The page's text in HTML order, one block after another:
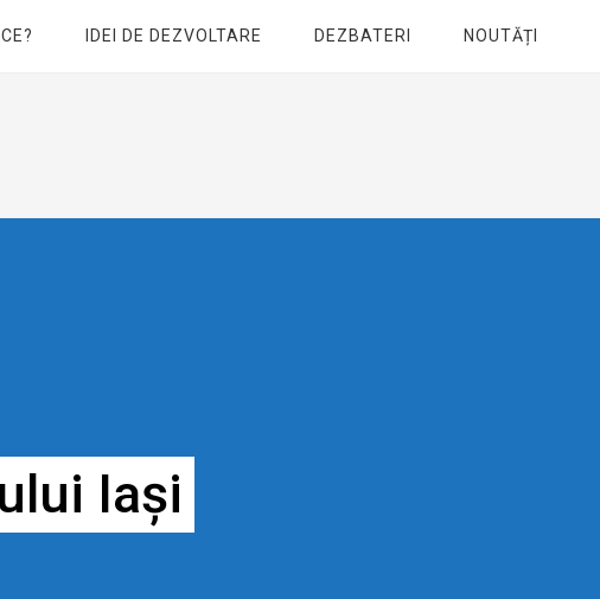
IDEI DE DEZVOLTARE DEZBATERI NOUTĂȚI
Iași